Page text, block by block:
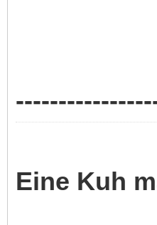
Eine Kuh